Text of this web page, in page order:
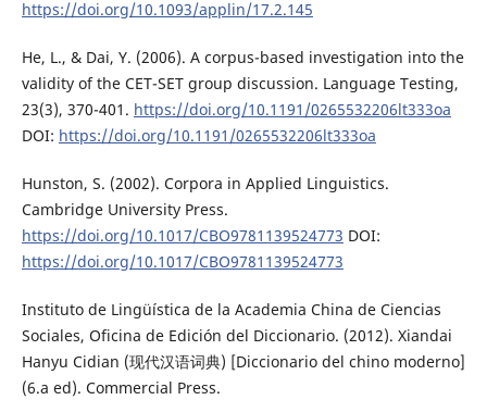
https://doi.org/10.1093/applin/17.2.145
He, L., & Dai, Y. (2006). A corpus-based investigation into the
validity of the CET-SET group discussion. Language Testing,
23(3), 370-401. https://doi.org/10.1191/0265532206lt333oa
DOI: https://doi.org/10.1191/0265532206lt333oa
Hunston, S. (2002). Corpora in Applied Linguistics.
Cambridge University Press.
https://doi.org/10.1017/CBO9781139524773 DOI:
https://doi.org/10.1017/CBO9781139524773
Instituto de Lingüística de la Academia China de Ciencias
Sociales, Oficina de Edición del Diccionario. (2012). Xiandai
Hanyu Cidian (现代汉语词典) [Diccionario del chino moderno]
(6.a ed). Commercial Press.